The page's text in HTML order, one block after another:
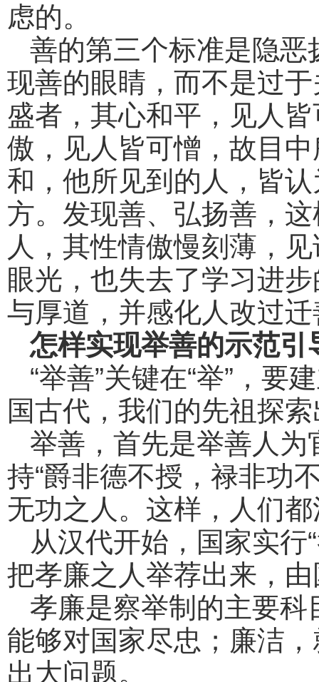
虑的。
善的第三个标准是隐
现善的眼睛，而不是过
盛者，其心和平，见人
傲，见人皆可憎，故目
和，他所见到的人，皆
方。发现善、弘扬善，
人，其性情傲慢刻薄，
眼光，也失去了学习进
与厚道，并感化人改过
怎样实现举善的示范引
“举善”关键在“举”，要
国古代，我们的先祖探
举善，首先是举善人
持“爵非德不授，禄非功
无功之人。这样，人们
从汉代开始，国家实行
把孝廉之人举荐出来，
孝廉是察举制的主要
能够对国家尽忠；廉洁
出大问题。